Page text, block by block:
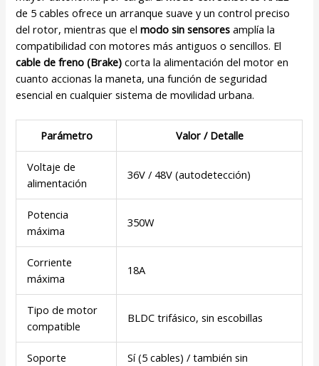
de 5 cables ofrece un arranque suave y un control preciso
del rotor, mientras que elmodo sin sensores amplía la
compatibilidad con motores más antiguos o sencillos. El
cable de freno (Brake) corta la alimentación del motor en
cuanto accionas la maneta, una función de seguridad
esencial en cualquier sistema de movilidad urbana.
Parámetro Valor / Detalle
Voltaje de
alimentación
36V / 48V (autodetección)
Potencia
máxima
350W
Corriente
máxima
18A
Tipo de motor
compatible
BLDC trifásico, sin escobillas
Soporte
Sí (5 cables) / también sin